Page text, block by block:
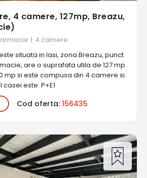
4 camere, 127mp, Breazu,
| 4 camere
situata in Iasi, zona Breazu, punct
are o suprafata utila de 127 mp
mp si este compusa din 4 camere si
este: P+E1
Cod oferta: 156435